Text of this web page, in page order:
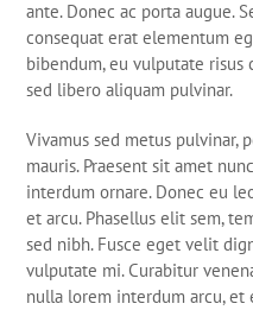
ante. Donec ac porta augue.
consequat erat elementum
bibendum, eu vulputate
sed libero aliquam pulvinar.
Vivamus sed metus pulvinar,
mauris. Praesent sit amet
interdum ornare. Donec eu
et arcu. Phasellus elit sem,
sed nibh. Fusce eget velit
vulputate mi. Curabitur
nulla lorem interdum arcu,